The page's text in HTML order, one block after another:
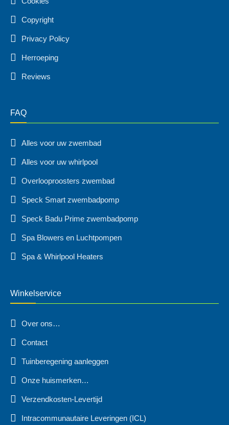
Copyright
Privacy Policy
Herroeping
Reviews
FAQ
Alles voor uw zwembad
Alles voor uw whirlpool
Overlooproosters zwembad
Speck Smart zwembadpomp
Speck Badu Prime zwembadpomp
Spa Blowers en Luchtpompen
Spa & Whirlpool Heaters
Winkelservice
Over ons…
Contact
Tuinberegening aanleggen
Onze huismerken…
Verzendkosten-Levertijd
Intracommunautaire Leveringen (ICL)